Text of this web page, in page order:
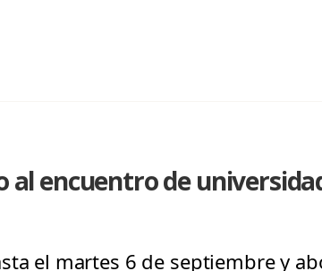
al encuentro de
el martes 6 de septiembre y